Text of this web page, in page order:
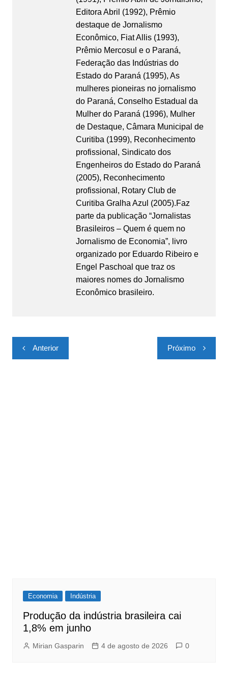
Editora Abril (1992), Prêmio
destaque de Jornalismo
Econômico, Fiat Allis (1993),
Prêmio Mercosul e o Paraná,
Federação das Indústrias do
Estado do Paraná (1995), As
mulheres pioneiras no jornalismo
do Paraná, Conselho Estadual da
Mulher do Paraná (1996), Mulher
de Destaque, Câmara Municipal de
Curitiba (1999), Reconhecimento
profissional, Sindicato dos
Engenheiros do Estado do Paraná
(2005), Reconhecimento
profissional, Rotary Club de
Curitiba Gralha Azul (2005).Faz
parte da publicação “Jornalistas
Brasileiros – Quem é quem no
Jornalismo de Economia”, livro
organizado por Eduardo Ribeiro e
Engel Paschoal que traz os
maiores nomes do Jornalismo
Econômico brasileiro.
Navegação
de
Anterior Próximo
Economia Indústria
Produção da indústria brasileira cai
1,8% em junho
Mirian Gasparin 4 de agosto de 2026 0